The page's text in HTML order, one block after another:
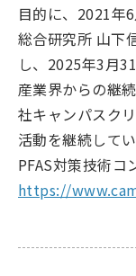
目的に、2021年
総合研究所 山下
し、2025年3月
産業界からの継
社キャンパスク
活動を継続してい
PFAS対策技術コ
https://